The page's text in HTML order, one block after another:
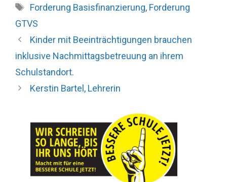
Schlagwörter
Forderung Basisfinanzierung, Forderung
GTVS
Kinder mit Beeinträchtigungen brauchen
inklusive Nachmittagsbetreuung an ihrem
Schulstandort.
Kerstin Bartel, Lehrerin